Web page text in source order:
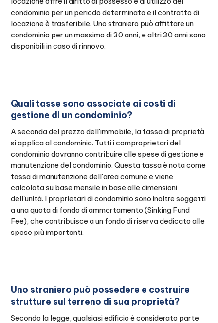
condominio per un periodo determinato e il contratto di
locazione è trasferibile. Uno straniero può affittare un
condominio per un massimo di 30 anni, e altri 30 anni sono
disponibili in caso di rinnovo.
Quali tasse sono associate ai costi di
gestione di un condominio?
A seconda del prezzo dell'immobile, la tassa di proprietà
si applica al condominio. Tutti i comproprietari del
condominio dovranno contribuire alle spese di gestione e
manutenzione del condominio. Questa tassa è nota come
tassa di manutenzione dell'area comune e viene
calcolata su base mensile in base alle dimensioni
dell'unità. I proprietari di condominio sono inoltre soggetti
a una quota di fondo di ammortamento (Sinking Fund
Fee), che contribuisce a un fondo di riserva dedicato alle
spese più importanti.
Uno straniero può possedere e costruire
strutture sul terreno di sua proprietà?
Secondo la legge, qualsiasi edificio è considerato parte